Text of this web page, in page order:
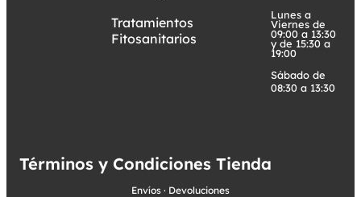
Tratamientos
Fitosanitarios
Lunes a
Viernes de
09:00 a 13:30
y de 15:30 a
19:00
Sábado de
08:30 a 13:30
Términos y Condiciones Tienda
Envíos · Devoluciones